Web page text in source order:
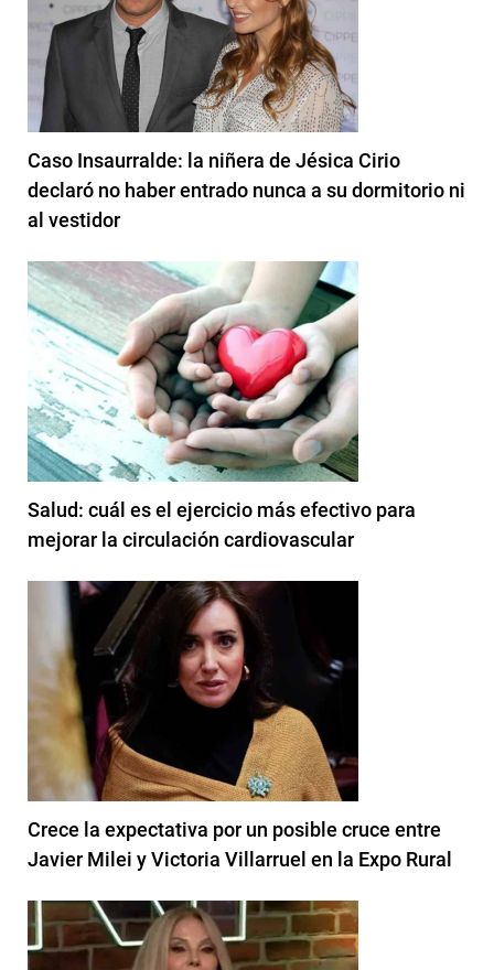
Caso Insaurralde: la niñera de Jésica Cirio
declaró no haber entrado nunca a su dormitorio ni
al vestidor
Salud: cuál es el ejercicio más efectivo para
mejorar la circulación cardiovascular
Crece la expectativa por un posible cruce entre
Javier Milei y Victoria Villarruel en la Expo Rural